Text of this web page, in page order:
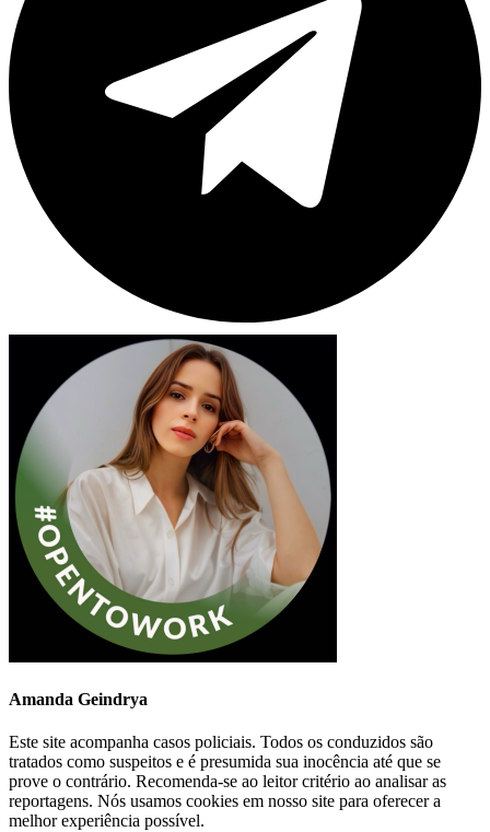
Amanda Geindrya
Este site acompanha casos policiais. Todos os conduzidos são
tratados como suspeitos e é presumida sua inocência até que se
prove o contrário. Recomenda-se ao leitor critério ao analisar as
reportagens. Nós usamos cookies em nosso site para oferecer a
melhor experiência possível.